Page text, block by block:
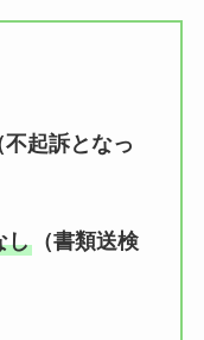
起訴となっ
し（書類送検